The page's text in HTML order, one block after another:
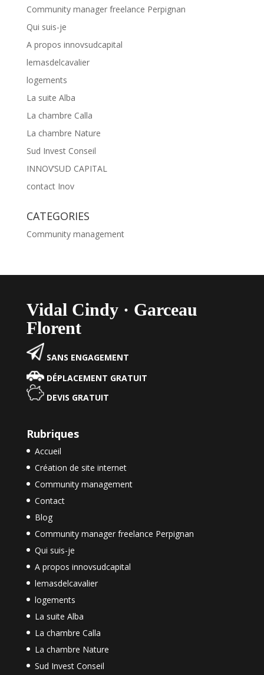
Community manager freelance Perpignan
Qui suis-je
A propos innovsudcapital
lemasdelcavalier
logements
La suite Alba
La chambre Calla
La chambre Nature
Sud Invest Conseil
INNOV’SUD CAPITAL
contact Inov
CATEGORIES
Community management
Vidal Cindy · Garceau
Florent
SANS ENGAGEMENT
DÉPLACEMENT GRATUIT
DEVIS GRATUIT
Rubriques
Accueil
Création de site internet
Community management
Contact
Blog
Community manager freelance Perpignan
Qui suis-je
A propos innovsudcapital
lemasdelcavalier
logements
La suite Alba
La chambre Calla
La chambre Nature
Sud Invest Conseil